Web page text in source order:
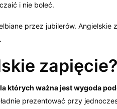
i nie boleć.
przez jubilerów. Angielskie
których ważna jest wygoda
prezentować przy